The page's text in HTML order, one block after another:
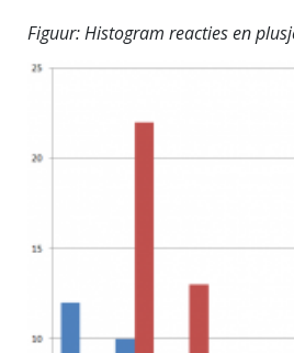
Figuur: Histogram reacties en